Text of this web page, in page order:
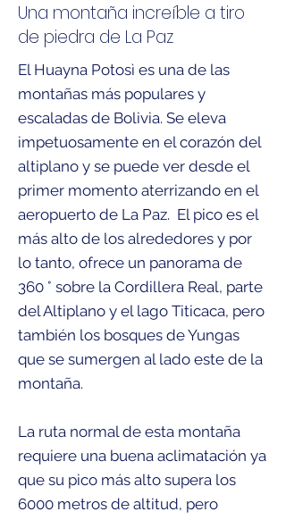
Una montaña increíble a tiro
de piedra de La Paz
El Huayna Potosì es una de las
montañas más populares y
escaladas de Bolivia. Se eleva
impetuosamente en el corazón del
altiplano y se puede ver desde el
primer momento aterrizando en el
aeropuerto de La Paz. El pico es el
más alto de los alrededores y por
lo tanto, ofrece un panorama de
360 ° sobre la Cordillera Real, parte
del Altiplano y el lago Titicaca, pero
también los bosques de Yungas
que se sumergen al lado este de la
montaña.
La ruta normal de esta montaña
requiere una buena aclimatación ya
que su pico más alto supera los
6000 metros de altitud, pero